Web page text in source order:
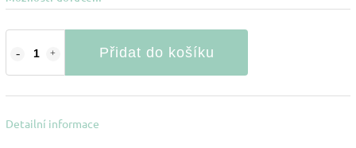
Přidat do košíku
Detailní informace